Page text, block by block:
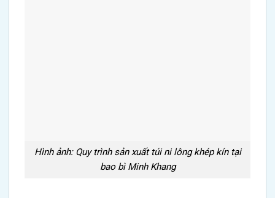
Hình ảnh: Quy trình sản xuất túi ni lông khép kín tại
bao bì Minh Khang